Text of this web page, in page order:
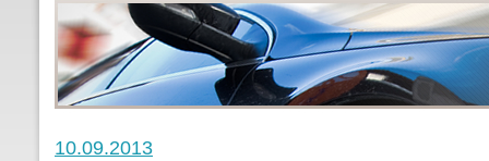
10.09.2013